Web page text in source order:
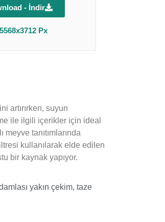
- İndir
Px
artırırken, suyun
ile ilgili içerikler için ideal
tanıtımlarında
kullanılarak elde edilen
bir kaynak yapıyor.
yakın çekim, taze